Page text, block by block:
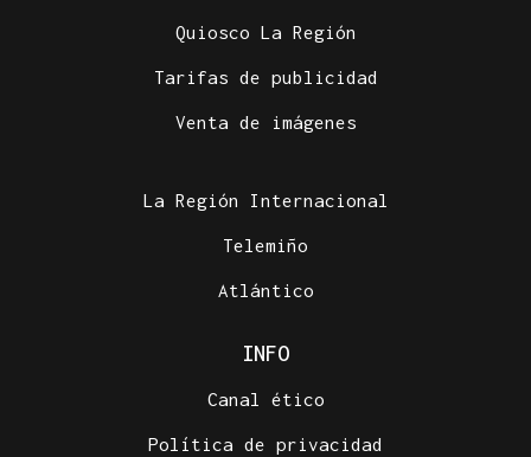
Quiosco La Región
Tarifas de publicidad
Venta de imágenes
La Región Internacional
Telemiño
Atlántico
INFO
Canal ético
Política de privacidad